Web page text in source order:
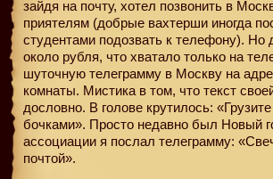
зайдя на почту, хотел позвонить в
приятелям (добрые вахтерши иногда
студентами подозвать к телефону). Но
около рубля, что хватало только на
шуточную телеграмму в Москву на
комнаты. Мистика в том, что текст
дословно. В голове крутилось:
бочками». Просто недавно был Новый
ассоциации я послал телеграмму:
почтой».